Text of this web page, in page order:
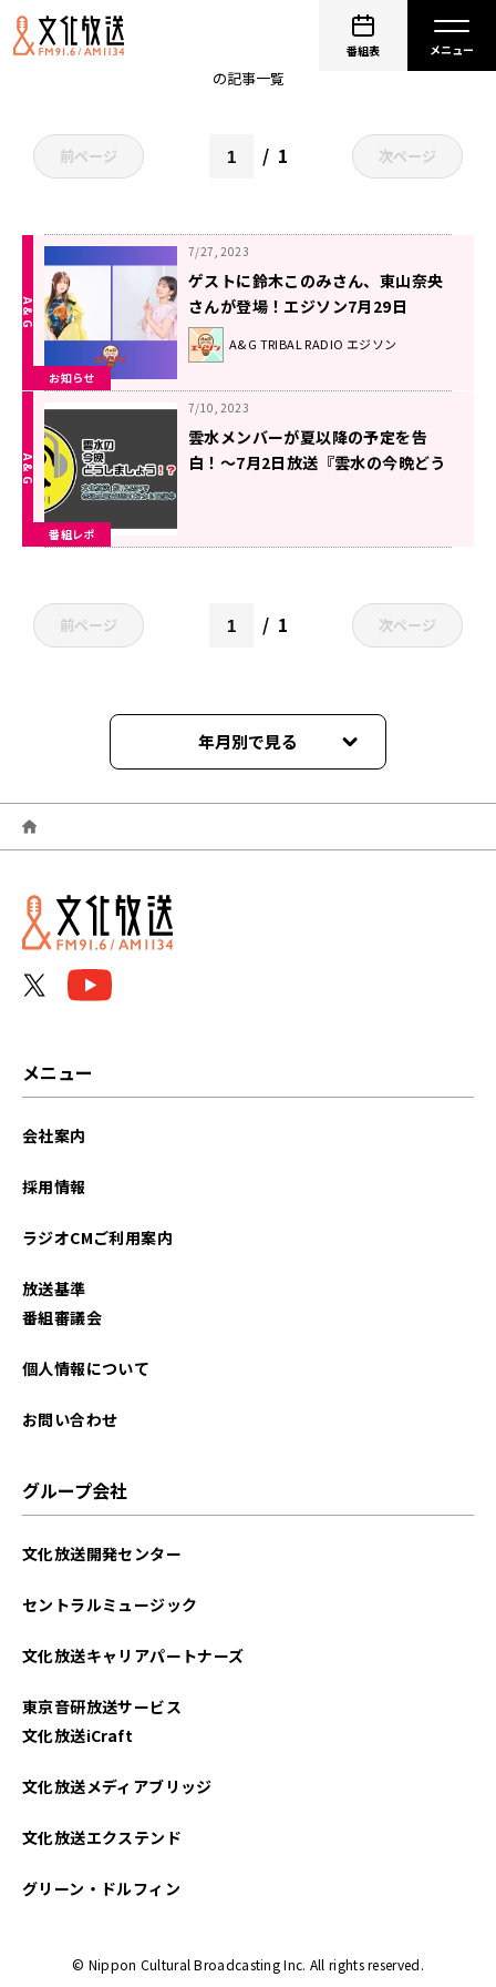
番組表
の記事一覧
前ページ 1 次ページ
お知らせ
7/27, 2023
ゲストに鈴木このみさん、東山奈央
さんが登場！エジソン7月29日
A&G TRIBAL RADIO エジソン
番組レポ
7/10, 2023
雲水メンバーが夏以降の予定を告
白！〜7月2日放送『雲水の今晩どう
前ページ 1 次ページ
年月別で見る
2026年06月
2026年01月
2025年12月
2024年04月
2023年08月
2023年03月
2023年02月
2023年01月
メニュー
会社案内
採用情報
ラジオCMご利用案内
放送基準
番組審議会
個人情報について
お問い合わせ
グループ会社
文化放送開発センター
セントラルミュージック
文化放送キャリアパートナーズ
東京音研放送サービス
文化放送iCraft
文化放送メディアブリッジ
文化放送エクステンド
グリーン・ドルフィン
© Nippon Cultural Broadcasting Inc. All rights reserved.